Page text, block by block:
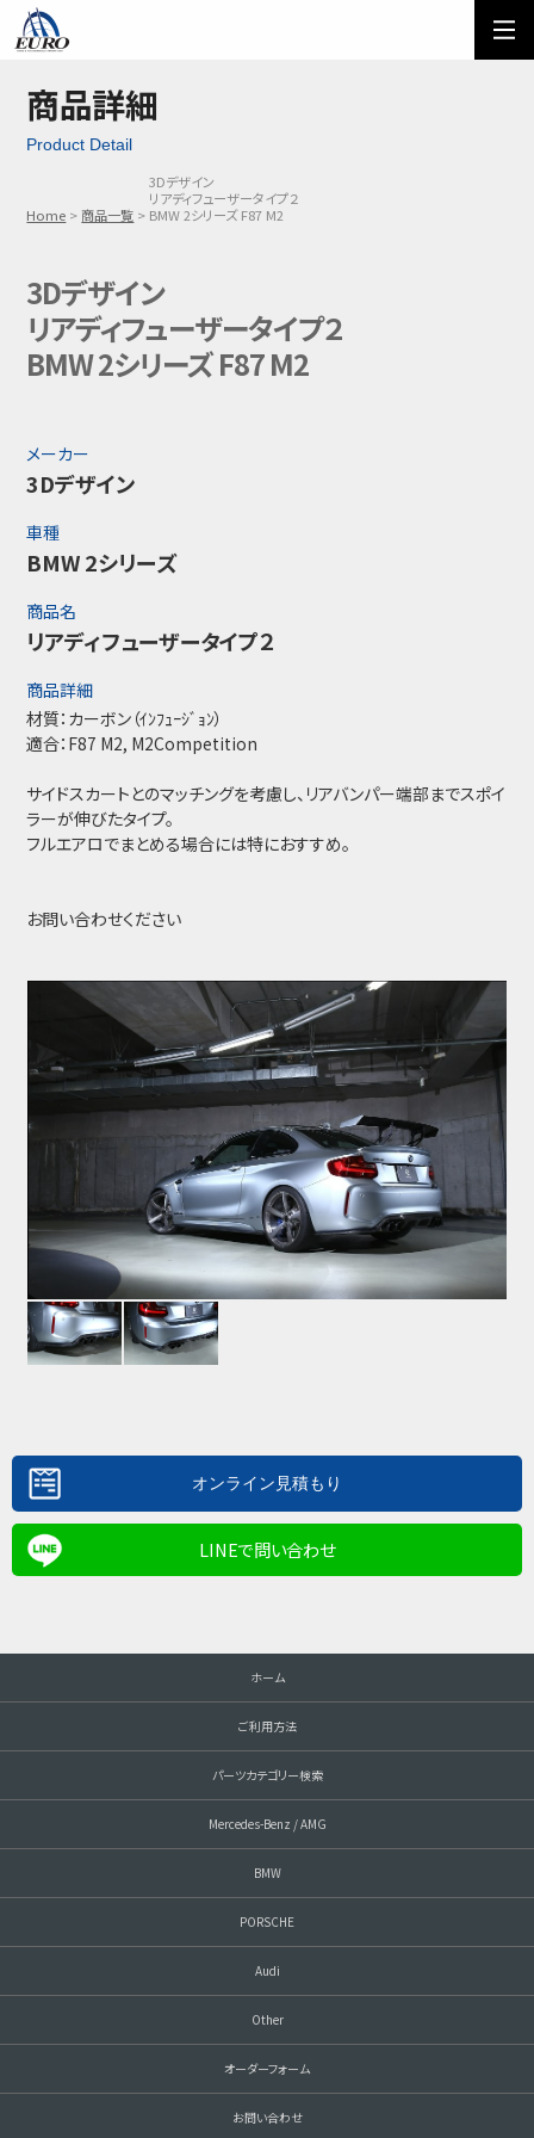
ご利用方法
メール問い合わせ
03-5674-7742
商品詳細
Product Detail
Home 商品一覧
3Dデザイン
リアディフューザータイプ２
BMW 2シリーズ F87 M2
3Dデザイン
リアディフューザータイプ２
BMW 2シリーズ F87 M2
メーカー
3Dデザイン
車種
BMW 2シリーズ
商品名
リアディフューザータイプ２
商品詳細
材質：カーボン（ｲﾝﾌｭｰｼﾞｮﾝ）
適合：F87 M2, M2Competition
サイドスカートとのマッチングを考慮し、リアバンパー端部までスポイ
ラーが伸びたタイプ。
フルエアロでまとめる場合には特におすすめ。
お問い合わせください
LINEで問い合わせ
ホーム
ご利用方法
パーツカテゴリー検索
Mercedes-Benz / AMG
BMW
PORSCHE
Audi
Other
オーダーフォーム
お問い合わせ